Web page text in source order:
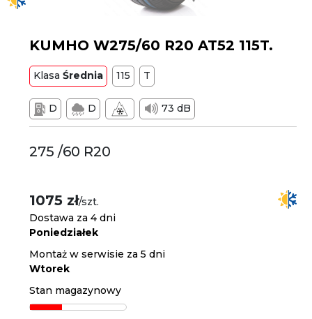
KUMHO W275/60 R20 AT52 115T.
KlasaŚrednia 115 T
D D 73 dB
275 /60 R20
1075 zł/szt.
Dostawa za 4 dni
Poniedziałek
Montaż w serwisie za 5 dni
Wtorek
Stan magazynowy